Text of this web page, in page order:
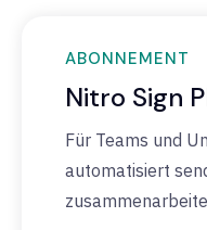
ABONNEMENT
Nitro Sign
Für Teams und
automatisiert